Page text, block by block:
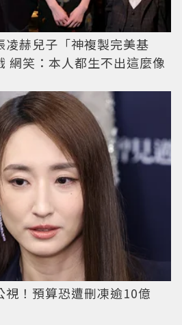
凌赫兒子「神複製完美基
網笑：本人都生不出這麼像
視！預算恐遭刪凍逾10億